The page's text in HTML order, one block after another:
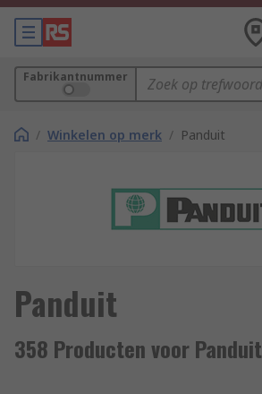
Fabrikantnummer
/ Winkelen op merk / Panduit
Panduit
358 Producten voor Panduit